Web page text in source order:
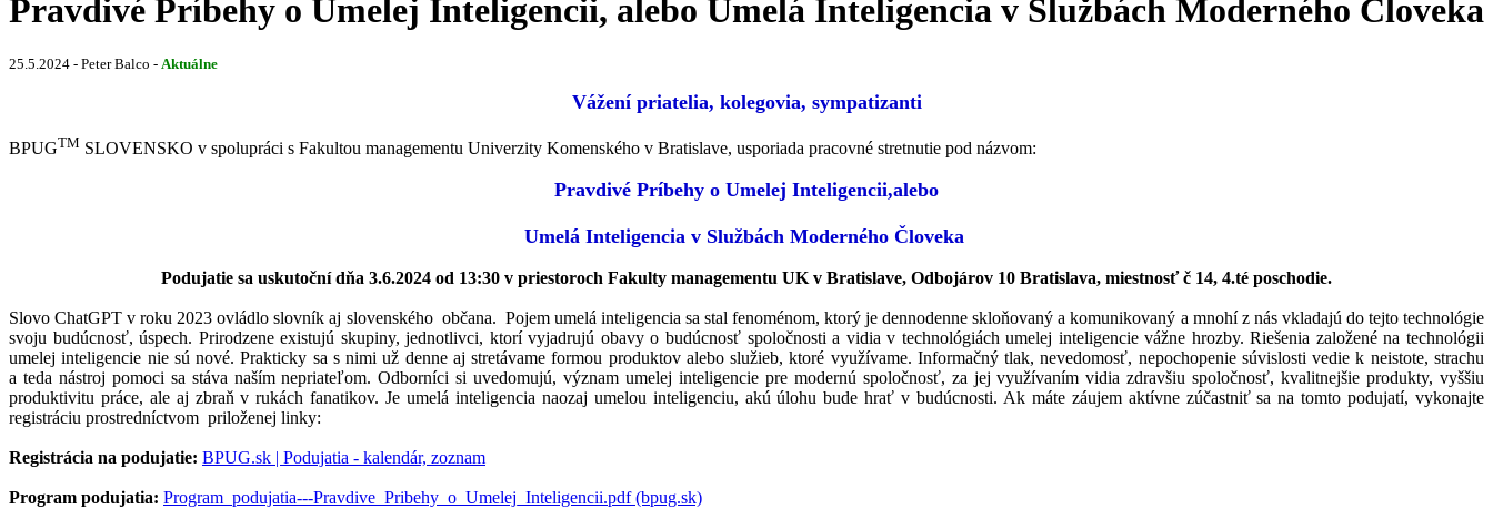
Pravdivé Príbehy o Umelej Inteligencii, alebo Umelá Inteligencia v Službách Moderného Človeka
25.5.2024 - Peter Balco - Aktuálne
Vážení priatelia, kolegovia, sympatizanti
BPUGTM SLOVENSKO v spolupráci s Fakultou managementu Univerzity Komenského v Bratislave, usporiada pracovné stretnutie pod názvom:
Pravdivé Príbehy o Umelej Inteligencii,alebo
Umelá Inteligencia v Službách Moderného Človeka
Podujatie sa uskutoční dňa 3.6.2024 od 13:30 v priestoroch Fakulty managementu UK v Bratislave, Odbojárov 10 Bratislava, miestnosť č 14, 4.té poschodie.
Slovo ChatGPT v roku 2023 ovládlo slovník aj slovenského občana. Pojem umelá inteligencia sa stal fenoménom, ktorý je dennodenne skloňovaný a komunikovaný a mnohí z nás vkladajú do tejto technológie
svoju budúcnosť, úspech. Prirodzene existujú skupiny, jednotlivci, ktorí vyjadrujú obavy o budúcnosť spoločnosti a vidia v technológiách umelej inteligencie vážne hrozby. Riešenia založené na technológii
umelej inteligencie nie sú nové. Prakticky sa s nimi už denne aj stretávame formou produktov alebo služieb, ktoré využívame. Informačný tlak, nevedomosť, nepochopenie súvislosti vedie k neistote, strachu
a teda nástroj pomoci sa stáva naším nepriateľom. Odborníci si uvedomujú, význam umelej inteligencie pre modernú spoločnosť, za jej využívaním vidia zdravšiu spoločnosť, kvalitnejšie produkty, vyššiu
produktivitu práce, ale aj zbraň v rukách fanatikov. Je umelá inteligencia naozaj umelou inteligenciu, akú úlohu bude hrať v budúcnosti. Ak máte záujem aktívne zúčastniť sa na tomto podujatí, vykonajte
registráciu prostredníctvom priloženej linky:
Registrácia na podujatie: BPUG.sk | Podujatia - kalendár, zoznam
Program podujatia: Program_podujatia---Pravdive_Pribehy_o_Umelej_Inteligencii.pdf (bpug.sk)